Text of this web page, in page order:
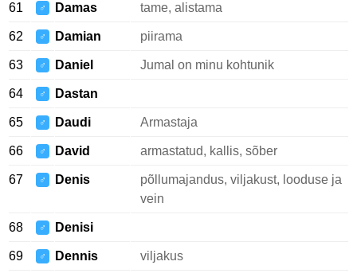
61 ♂ Damas tame, alistama
62 ♂ Damian piirama
63 ♂ Daniel Jumal on minu kohtunik
64 ♂ Dastan
65 ♂ Daudi Armastaja
66 ♂ David armastatud, kallis, sõber
67 ♂ Denis
põllumajandus, viljakust, looduse ja
vein
68 ♂ Denisi
69 ♂ Dennis viljakus